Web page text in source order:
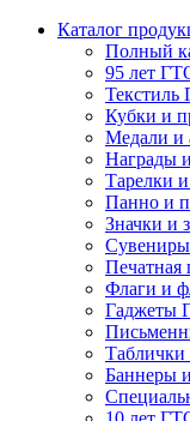
Каталог
Полный
95 лет
Текстиль
Кубки и
Медали и
Награды
Тарелки
Панно и
Значки и
Сувениры
Флаги и
Гаджеты
Баннеры